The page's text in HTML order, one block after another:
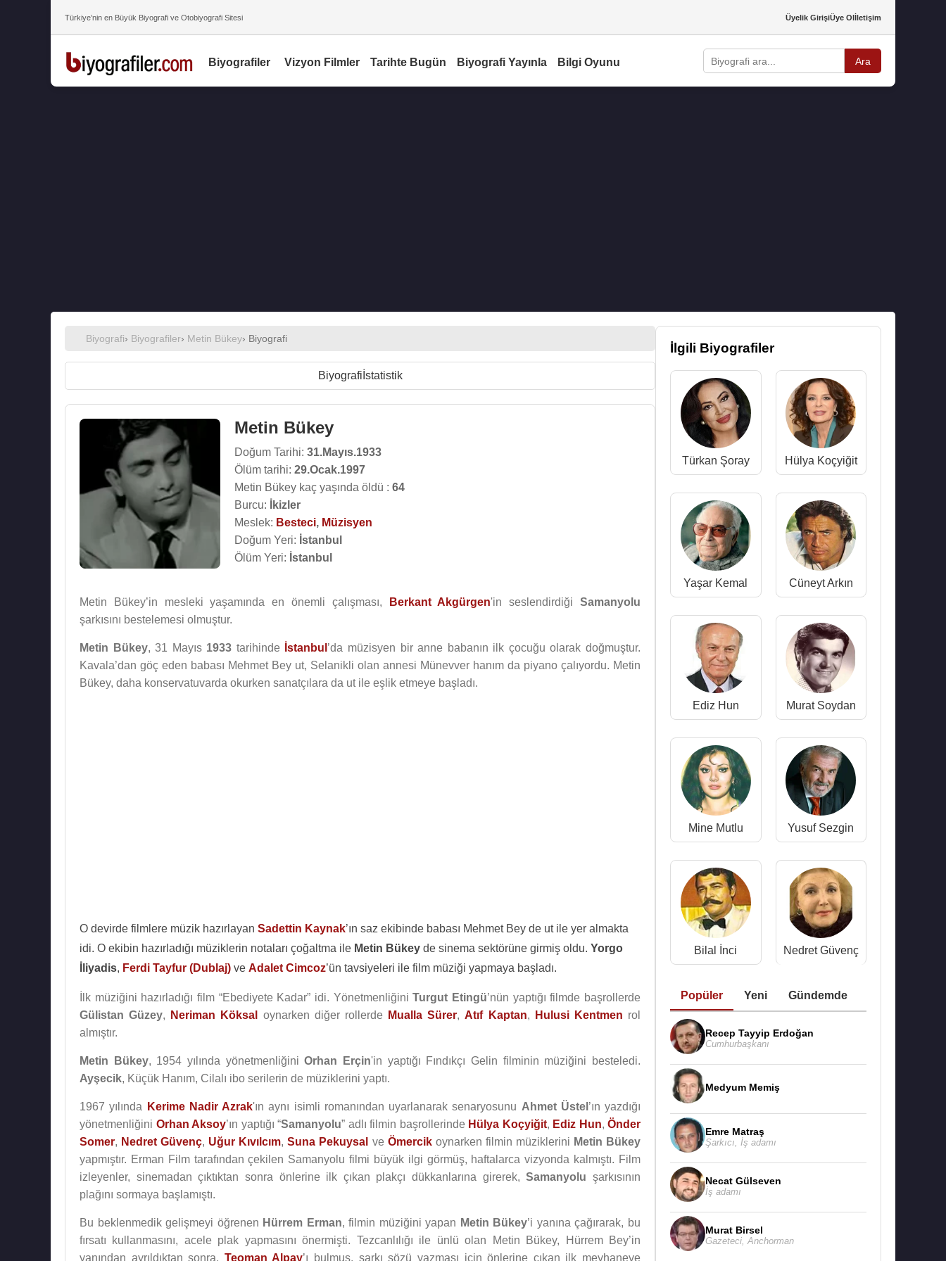
Türkiye’nin en Büyük Biyografi ve Otobiyografi Sitesi Üyelik GirişiÜye Olİletişim
Biyografiler Vizyon Filmler Tarihte Bugün Biyografi Yayınla Bilgi Oyunu Ara
Biyografi› Biyografiler› Metin Bükey› Biyografi
Biyografi İstatistik
Metin Bükey
Doğum Tarihi: 31.Mayıs.1933
Ölüm tarihi: 29.Ocak.1997
Metin Bükey kaç yaşında öldü : 64
Burcu:
İkizler
Meslek: Besteci, Müzisyen
Doğum Yeri: İstanbul
Ölüm Yeri: İstanbul
Metin Bükey’in mesleki yaşamında en önemli çalışması, Berkant Akgürgen'in seslendirdiğiSamanyolu
şarkısını bestelemesi olmuştur.
Metin Bükey, 31 Mayıs 1933 tarihinde İstanbul ’da müzisyen bir anne babanın ilk çocuğu olarak doğmuştur.
Kavala’dan göç eden babası Mehmet Bey ut, Selanikli olan annesi Münevver hanım da piyano çalıyordu. Metin
Bükey, daha konservatuvarda okurken sanatçılara da ut ile eşlik etmeye başladı.
O devirde filmlere müzik hazırlayan Sadettin Kaynak’ın saz ekibinde babası Mehmet Bey de ut ile yer almakta
idi. O ekibin hazırladığı müziklerin notaları çoğaltma ile Metin Bükey de sinema sektörüne girmiş oldu. Yorgo
İliyadis, Ferdi Tayfur (Dublaj) ve Adalet Cimcoz’ün tavsiyeleri ile film müziği yapmaya başladı.
İlk müziğini hazırladığı film “Ebediyete Kadar” idi. YönetmenliğiniTurgut Etingü’nün yaptığı filmde başrollerde
Gülistan Güzey, Neriman Köksal oynarken diğer rollerde Mualla Sürer,Atıf Kaptan, Hulusi Kentmen rol
almıştır.
Metin Bükey, 1954 yılında yönetmenliğiniOrhan Erçin'in yaptığı Fındıkçı Gelin filminin müziğini besteledi.
Ayşecik, Küçük Hanım, Cilalı ibo serilerin de müziklerini yaptı.
1967 yılında Kerime Nadir Azrak'ın aynı isimli romanından uyarlanarak senaryosunu Ahmet Üstel ’ın yazdığı
yönetmenliğini Orhan Aksoy’ın yaptığı “Samanyolu” adlı filmin başrollerinde Hülya Koçyiğit, Ediz Hun, Önder
Somer, Nedret Güvenç, Uğur Kıvılcım,Suna Pekuysal ve Ömercikoynarken filmin müziklerini Metin Bükey
yapmıştır. Erman Film tarafından çekilen Samanyolu filmi büyük ilgi görmüş, haftalarca vizyonda kalmıştı. Film
izleyenler, sinemadan çıktıktan sonra önlerine ilk çıkan plakçı dükkanlarına girerek,Samanyolu şarkısının
plağını sormaya başlamıştı.
Bu beklenmedik gelişmeyi öğrenen Hürrem Erman, filmin müziğini yapan Metin Bükey’i yanına çağırarak, bu
fırsatı kullanmasını, acele plak yapmasını önermişti. Tezcanlılığı ile ünlü olan Metin Bükey, Hürrem Bey’in
yanından ayrıldıktan sonra, Teoman Alpay’ı bulmuş, şarkı sözü yazması için önlerine çıkan ilk meyhaneye
İlgili Biyografiler
Türkan Şoray Hülya Koçyiğit
Yaşar Kemal Cüneyt Arkın
Ediz Hun Murat Soydan
Mine Mutlu Yusuf Sezgin
Bilal İnci Nedret Güvenç
Popüler Yeni Gündemde
Recep Tayyip Erdoğan
Cumhurbaşkanı
Medyum Memiş
Emre Matraş
Şarkıcı İş adamı
Necat Gülseven
İş adamı
Murat Birsel
Gazeteci Anchorman